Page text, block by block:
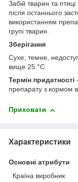
Забій тварин та
після останнього
використанням
групі тварин.
Зберігання
Сухе, темне,
вище 25 °С.
Термін придатності
препарату з кормом
Приховати
Характеристики
Основні атрибути
Країна виробник